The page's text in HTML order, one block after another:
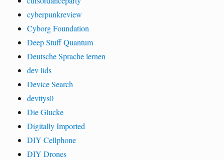
cyberpunkreview
Cyborg Foundation
Deep Stuff Quantum
Deutsche Sprache lernen
dev lids
Device Search
devttys0
Die Glucke
Digitally Imported
DIY Cellphone
DIY Drones